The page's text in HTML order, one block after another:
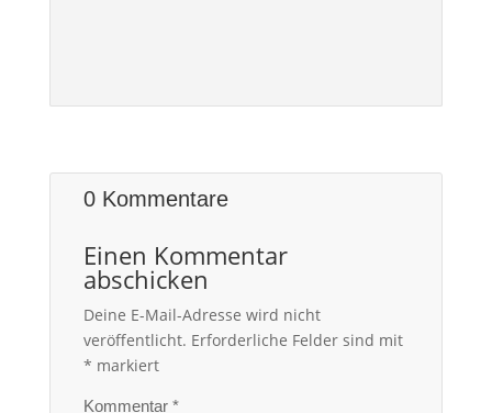
0 Kommentare
Einen Kommentar
abschicken
Deine E-Mail-Adresse wird nicht
veröffentlicht. Erforderliche Felder sind mit
* markiert
Kommentar *